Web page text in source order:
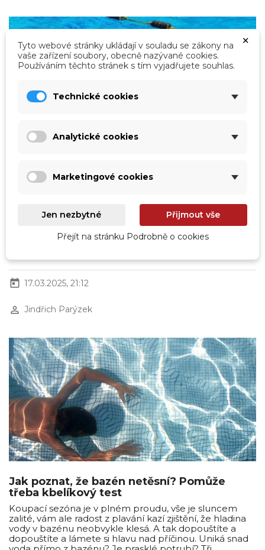
plavání tak skvělé
za jednu z nejpřínosnějších aktivit pro mladé lidi,
následující řádky jsou určené právě vám.
label
today 17.03.2025, 21:12
perm_identity Jindřich Parýzek
Jak poznat, že bazén netěsní? Pomůže
třeba kbelíkový test
Koupací sezóna je v plném proudu, vše je sluncem
zalité, vám ale radost z plavání kazí zjištění, že hladina
vody v bazénu neobvykle klesá. A tak dopouštíte a
dopouštíte a lámete si hlavu nad příčinou. Uniká snad
×
Tyto webové stránky ukládají v souladu se zákony na
vaše zařízení soubory, obecně nazývané cookies.
Používáním těchto stránek s tím vyjadřujete souhlas.
Technické cookies
Analytické cookies
Marketingové cookies
Jen nezbytné Přijmout vše
Přejít na stránku Podrobně o cookies